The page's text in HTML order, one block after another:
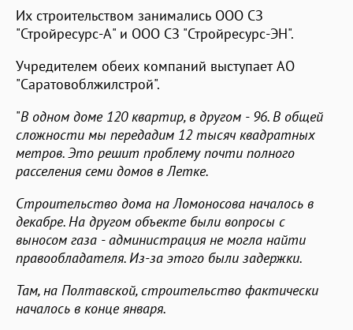
Их строительством занимались ООО СЗ
"Стройресурс-А" и ООО СЗ "Стройресурс-ЭН".
Учредителем обеих компаний выступает АО
"Саратовоблжилстрой".
"В одном доме 120 квартир, в другом - 96. В общей
сложности мы передадим 12 тысяч квадратных
метров. Это решит проблему почти полного
расселения семи домов в Летке.
Строительство дома на Ломоносова началось в
декабре. На другом объекте были вопросы с
выносом газа - администрация не могла найти
правообладателя. Из-за этого были задержки.
Там, на Полтавской, строительство фактически
началось в конце января.